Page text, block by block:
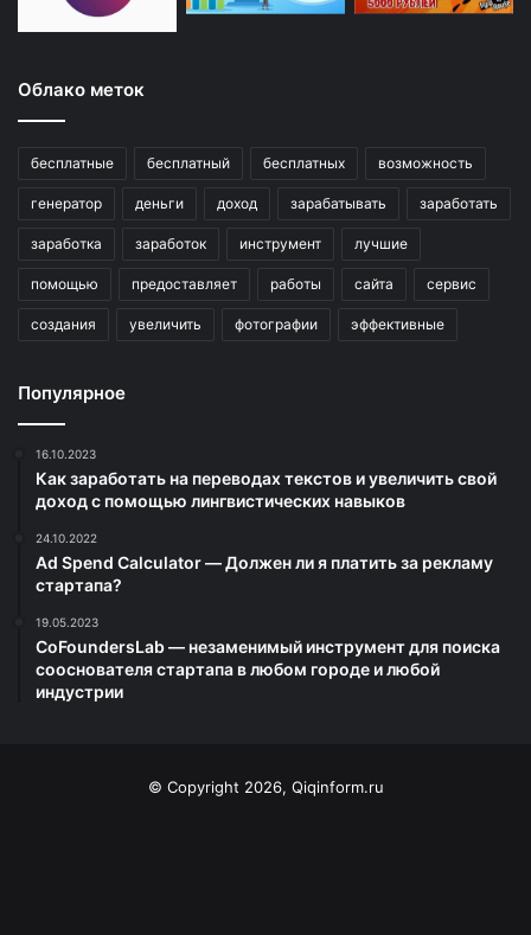
Облако меток
бесплатные бесплатный бесплатных возможность
генератор деньги доход зарабатывать заработать
заработка заработок инструмент лучшие
помощью предоставляет работы сайта сервис
создания увеличить фотографии эффективные
Популярное
16.10.2023
Как заработать на переводах текстов и увеличить свой
доход с помощью лингвистических навыков
24.10.2022
Ad Spend Calculator — Должен ли я платить за рекламу
стартапа?
19.05.2023
CoFoundersLab — незаменимый инструмент для поиска
сооснователя стартапа в любом городе и любой
индустрии
© Copyright 2026, Qiqinform.ru